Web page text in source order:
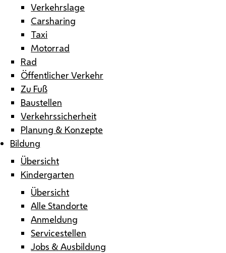
Verkehrslage
Carsharing
Taxi
Motorrad
Rad
Öffentlicher Verkehr
Zu Fuß
Baustellen
Verkehrssicherheit
Planung & Konzepte
Bildung
Übersicht
Kindergarten
Übersicht
Alle Standorte
Anmeldung
Servicestellen
Jobs & Ausbildung